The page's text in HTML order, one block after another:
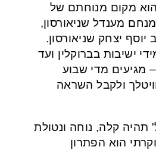
הוא מקום מנוחתם של
מענדל שניאורסון,
יצחק שניאורסון.
ישיבות בברוקלין ועד
מגיעים מדי שבוע
ולקבל השראה
תהיה קלה, נוחה ונטולת
הוא הפתרון